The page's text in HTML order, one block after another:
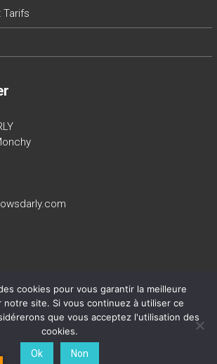
- Tous droits réservés -Mentions légales
cookies pour vous garantir la meilleure
notre site. Si vous continuez à utiliser ce
que vous acceptez l'utilisation des
cookies.
Ok
Non